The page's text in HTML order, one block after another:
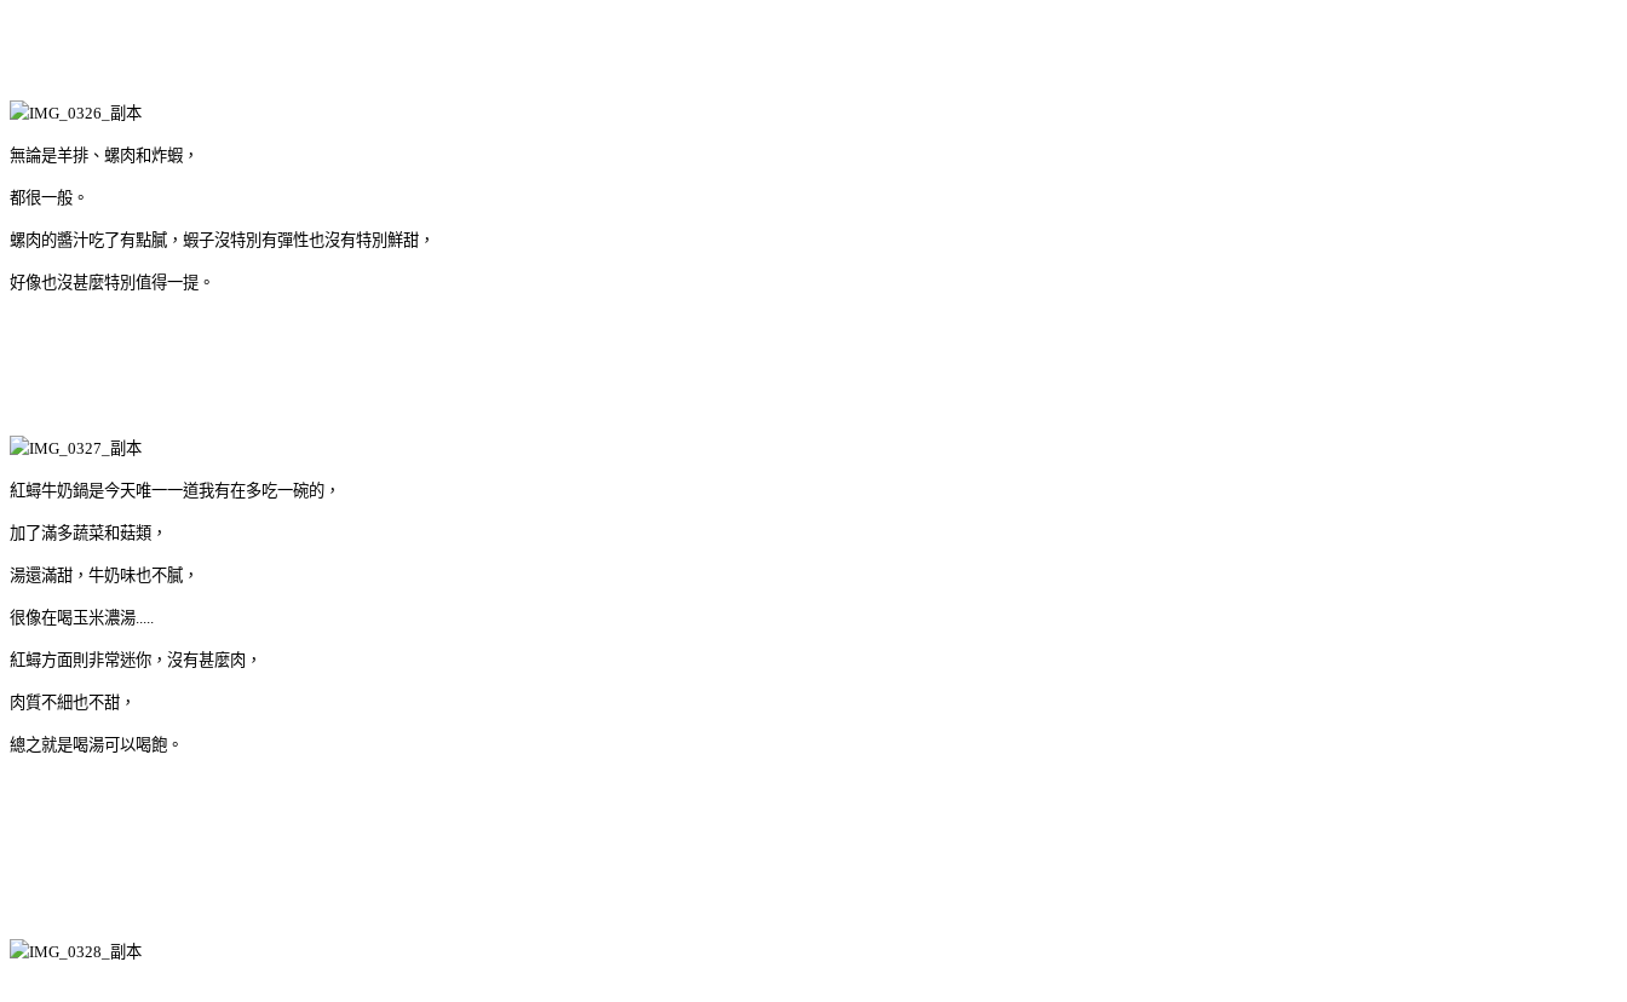
無論是羊排、螺肉和炸蝦，
都很一般。
螺肉的醬汁吃了有點膩，蝦子沒特別有彈性也沒有特別鮮甜，
好像也沒甚麼特別值得一提。
紅蟳牛奶鍋是今天唯一一道我有在多吃一碗的，
加了滿多蔬菜和菇類，
湯還滿甜，牛奶味也不膩，
很像在喝玉米濃湯.....
紅蟳方面則非常迷你，沒有甚麼肉，
肉質不細也不甜，
總之就是喝湯可以喝飽。